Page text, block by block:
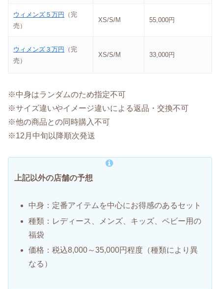
ウィメンズ５万円
（完
売）
XS/S/M 55,000円
ウィメンズ３万円
（完
売）
XS/S/M 33,000円
※中身はランダムのため指定不可
※サイズ違いやイメージ違いによる返品・交換不可
※他の商品との同時購入不可
※12月中旬以降順次発送
上記以外の店舗の予想
中身：定番アイテムを中心にお得感のあるセット
種類：レディース、メンズ、キッズ、ベビー用の
福袋
価格：税込8,000～35,000円程度（種類により異
なる）